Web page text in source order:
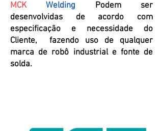
MCK
Welding Podem ser
desenvolvidas de acordo com
especificação e necessidade do
Cliente, fazendo uso de qualquer
marca de robô industrial e fonte de
solda.